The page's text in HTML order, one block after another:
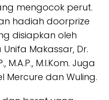
mengocok perut.
hadiah doorprize
disiapkan oleh
Makassar, Dr.
M.A.P., M.I.Kom. Juga
Mercure dan Wuling.